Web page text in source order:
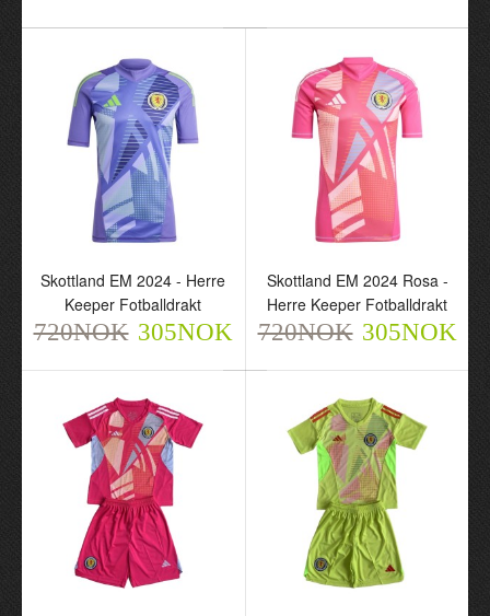
Herre Keeper
Fotballdrakt
720NOK 305NOK
- Herre Keeper
Fotballdrakt
720NOK 305NOK
Skottland EM 2024 - Herre
Keeper Fotballdrakt
720NOK 305NOK
Skottland EM 2024 Rosa -
Herre Keeper Fotballdrakt
720NOK 305NOK